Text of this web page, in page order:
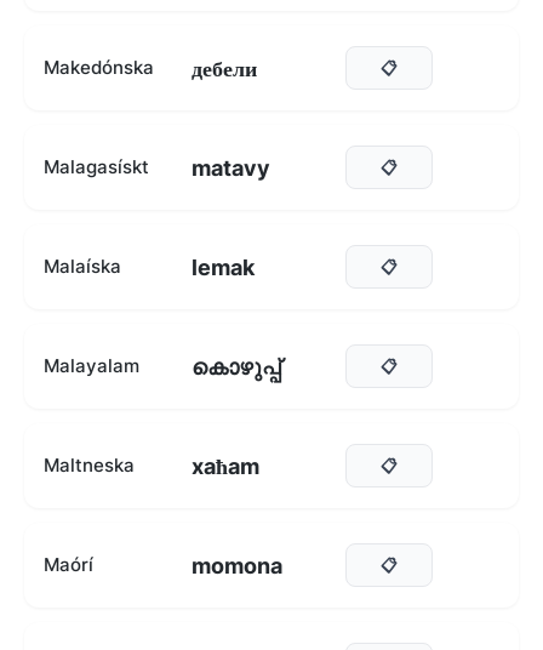
Makedónska дебели 📋
Malagasískt matavy 📋
Malaíska lemak 📋
Malayalam കൊഴുപ്പ് 📋
Maltneska xaħam 📋
Maórí momona 📋